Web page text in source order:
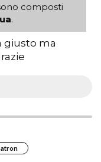
composti
.
giusto ma